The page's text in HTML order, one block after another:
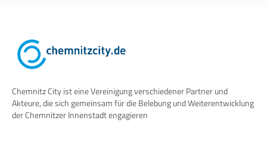
Chemnitz City ist eine Vereinigung verschiedener Partner und
Akteure, die sich gemeinsam für die Belebung und Weiterentwicklung
der Chemnitzer Innenstadt engagieren